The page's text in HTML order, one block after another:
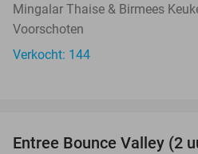
Mingalar Thaise & Birmees
Voorschoten
Verkocht: 144
Entree Bounce Valley (2